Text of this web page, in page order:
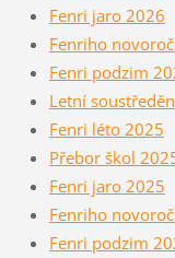
Fenri jaro 2026
Fenriho
Fenri podzim
Letní
Fenri léto 2025
Přebor škol
Fenri jaro 2025
Fenriho
Fenri podzim